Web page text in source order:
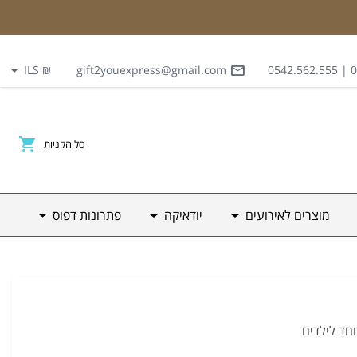
gift2youexpress@gmail.com
₪ ILS
סל הקניות
מוצרים לאירועים יודאיקה פתרונות דפוס
לילדים